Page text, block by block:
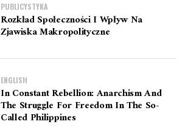
PUBLICYSTYKA
Rozkład Społeczności I Wpływ Na
Zjawiska Makropolityczne
ENGLISH
In Constant Rebellion: Anarchism And
The Struggle For Freedom In The So-
Called Philippines